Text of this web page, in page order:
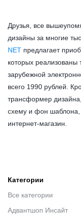
Категории
Все категории
Адвантшоп Инсайт
Друзья, все
дизайны за многие
NET предлагает
которых реализованы
зарубежной
всего 1990 рублей.
трансформер
схему и фон шаблона,
интернет-магазин.